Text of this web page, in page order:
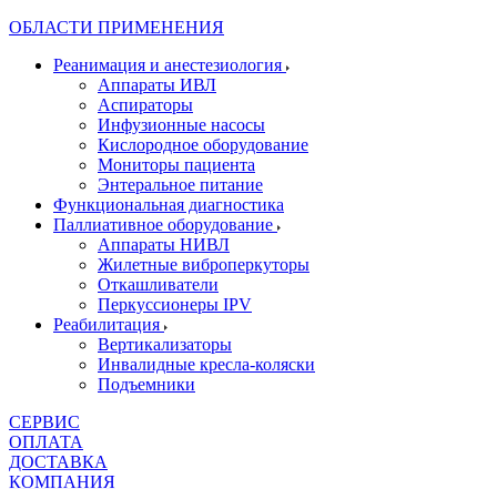
ОБЛАСТИ ПРИМЕНЕНИЯ
Реанимация и анестезиология
Аппараты ИВЛ
Аспираторы
Инфузионные насосы
Кислородное оборудование
Мониторы пациента
Энтеральное питание
Функциональная диагностика
Паллиативное оборудование
Аппараты НИВЛ
Жилетные виброперкуторы
Откашливатели
Перкуссионеры IPV
Реабилитация
Вертикализаторы
Инвалидные кресла-коляски
Подъемники
СЕРВИС
ОПЛАТА
ДОСТАВКА
КОМПАНИЯ